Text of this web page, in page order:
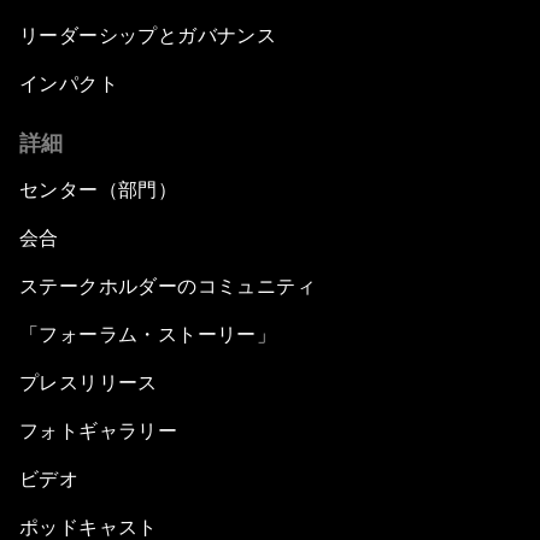
リーダーシップとガバナンス
インパクト
詳細
センター（部門）
会合
ステークホルダーのコミュニティ
「フォーラム・ストーリー」
プレスリリース
フォトギャラリー
ビデオ
ポッドキャスト